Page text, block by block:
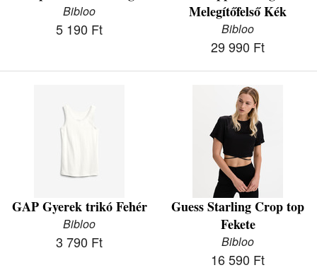
Bibloo
5 190 Ft
Melegítőfelső Kék
Bibloo
29 990 Ft
GAP Gyerek trikó Fehér
Bibloo
3 790 Ft
Guess Starling Crop top
Fekete
Bibloo
16 590 Ft